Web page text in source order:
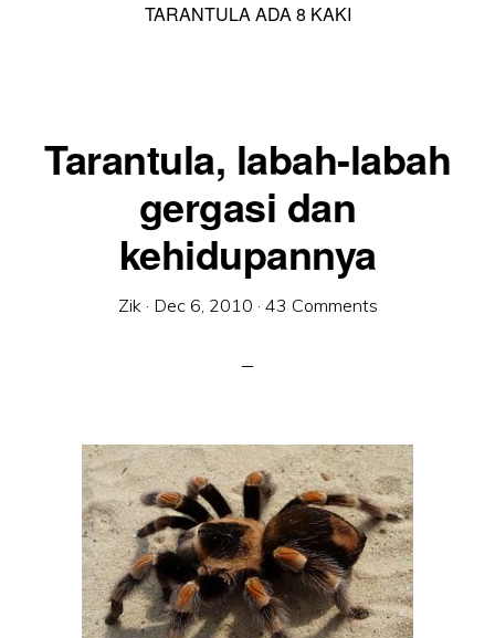
TARANTULA ADA 8 KAKI
Tarantula, labah-labah
gergasi dan
kehidupannya
Zik· Dec 6, 2010 · 43 Comments